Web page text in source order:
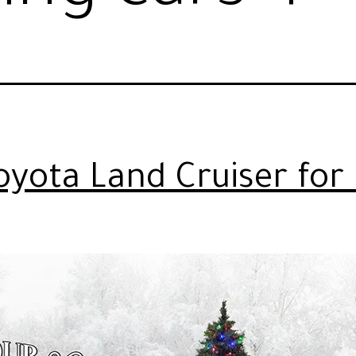
Land Cruiser